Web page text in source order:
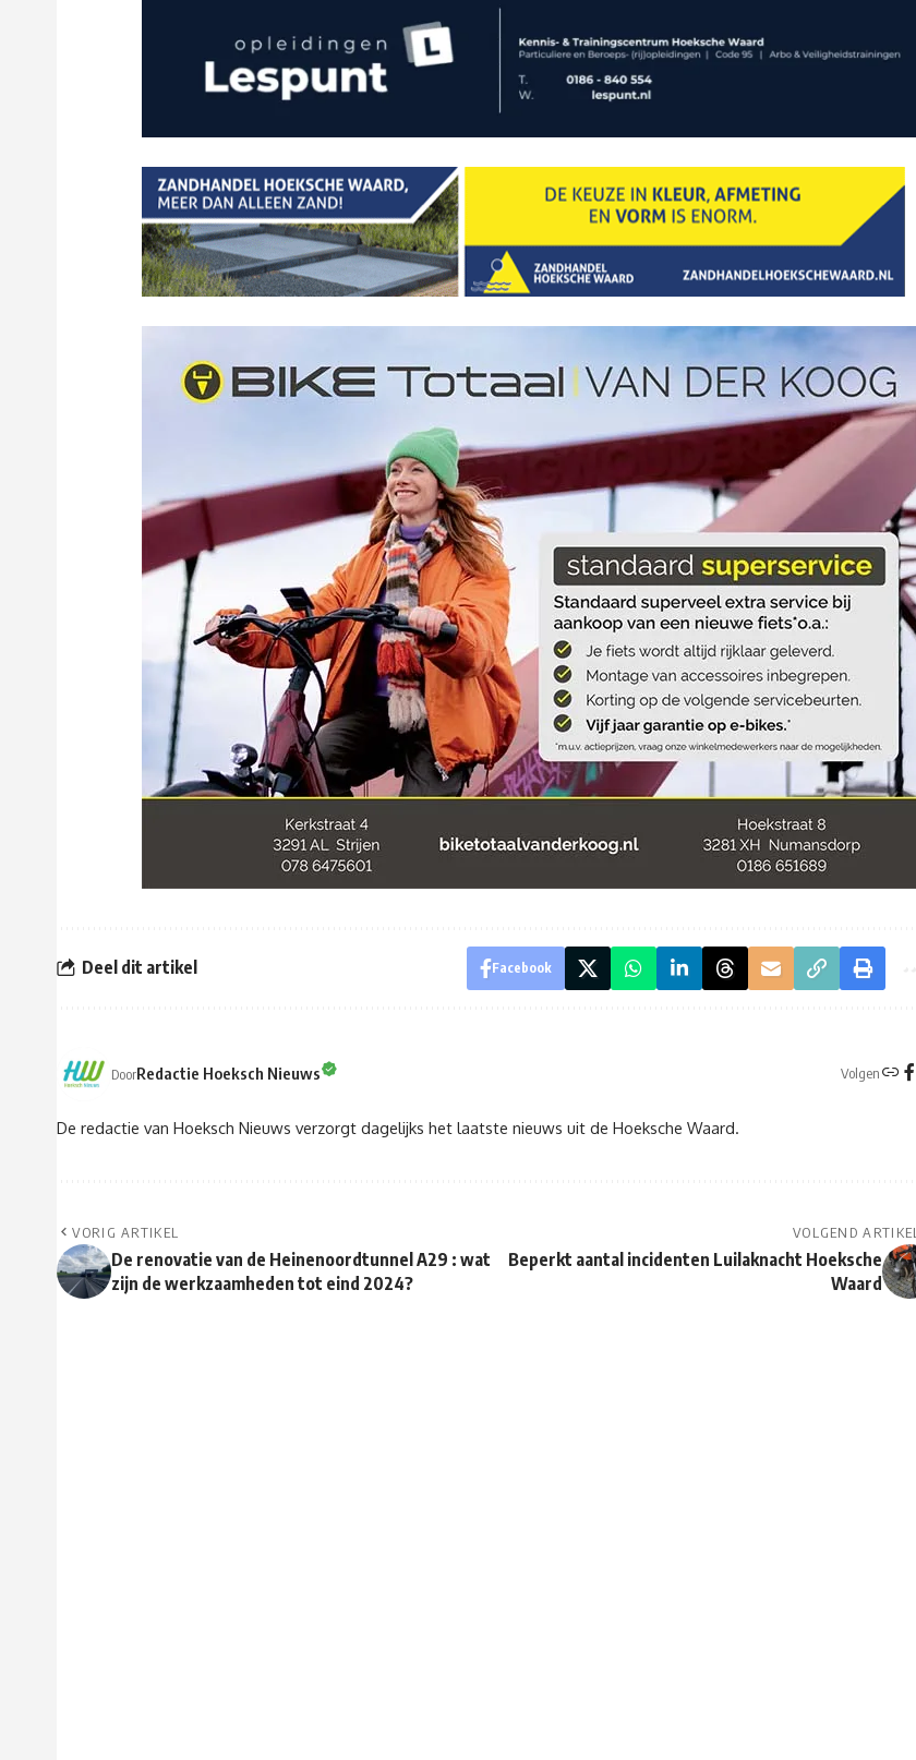
Deel dit artikel Facebook
DoorRedactie Hoeksch Nieuws Volgen
De redactie van Hoeksch Nieuws verzorgt dagelijks het laatste nieuws uit de Hoeksche Waard.
VORIG ARTIKEL
De renovatie van de Heinenoordtunnel A29 : wat
zijn de werkzaamheden tot eind 2024?
VOLGEND ARTIKEL
Beperkt aantal incidenten Luilaknacht Hoeksche
Waard